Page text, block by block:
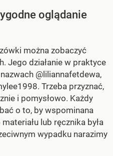
oglądanie
można zobaczyć
Jego działanie w praktyce
@liliannafetdewa,
Trzeba przyznać,
i pomysłowo. Każdy
o to, by wspominana
lub ręcznika była
wypadku narazimy